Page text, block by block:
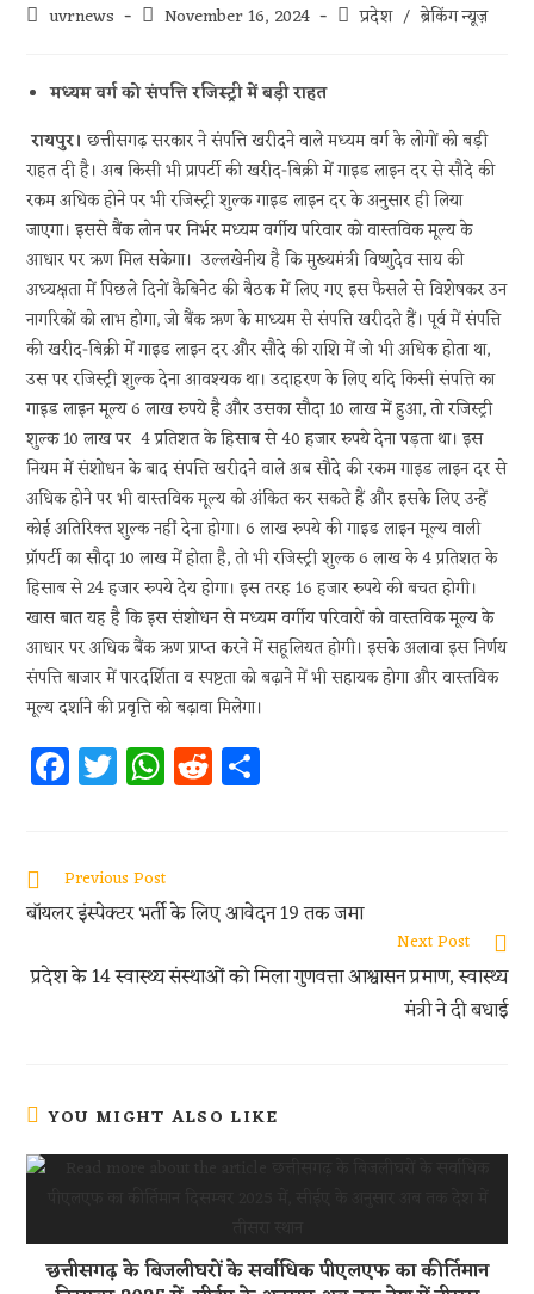
uvrnews November 16, 2024 प्रदेश / ब्रेकिंग न्यूज़
मध्यम वर्ग को संपत्ति रजिस्ट्री में बड़ी राहत
रायपुर। छत्तीसगढ़ सरकार ने संपत्ति खरीदने वाले मध्यम वर्ग के लोगों को बड़ी
राहत दी है। अब किसी भी प्रापर्टी की खरीद-बिक्री में गाइड लाइन दर से सौदे की
रकम अधिक होने पर भी रजिस्ट्री शुल्क गाइड लाइन दर के अनुसार ही लिया
जाएगा। इससे बैंक लोन पर निर्भर मध्यम वर्गीय परिवार को वास्तविक मूल्य के
आधार पर ऋण मिल सकेगा। उल्लखेनीय है कि मुख्यमंत्री विष्णुदेव साय की
अध्यक्षता में पिछले दिनों कैबिनेट की बैठक में लिए गए इस फैसले से विशेषकर उन
नागरिकों को लाभ होगा, जो बैंक ऋण के माध्यम से संपत्ति खरीदते हैं। पूर्व में संपत्ति
की खरीद-बिक्री में गाइड लाइन दर और सौदे की राशि में जो भी अधिक होता था,
उस पर रजिस्ट्री शुल्क देना आवश्यक था। उदाहरण के लिए यदि किसी संपत्ति का
गाइड लाइन मूल्य 6 लाख रुपये है और उसका सौदा 10 लाख में हुआ, तो रजिस्ट्री
शुल्क 10 लाख पर 4 प्रतिशत के हिसाब से 40 हजार रुपये देना पड़ता था। इस
नियम में संशोधन के बाद संपत्ति खरीदने वाले अब सौदे की रकम गाइड लाइन दर से
अधिक होने पर भी वास्तविक मूल्य को अंकित कर सकते हैं और इसके लिए उन्हें
कोई अतिरिक्त शुल्क नहीं देना होगा। 6 लाख रुपये की गाइड लाइन मूल्य वाली
प्रॉपर्टी का सौदा 10 लाख में होता है, तो भी रजिस्ट्री शुल्क 6 लाख के 4 प्रतिशत के
हिसाब से 24 हजार रुपये देय होगा। इस तरह 16 हजार रुपये की बचत होगी।
खास बात यह है कि इस संशोधन से मध्यम वर्गीय परिवारों को वास्तविक मूल्य के
आधार पर अधिक बैंक ऋण प्राप्त करने में सहूलियत होगी। इसके अलावा इस निर्णय
संपत्ति बाजार में पारदर्शिता व स्पष्टता को बढ़ाने में भी सहायक होगा और वास्तविक
मूल्य दर्शाने की प्रवृत्ति को बढ़ावा मिलेगा।
Fa
ce
oo
k
T
w
er
W
h
s
A
p
p
R
e
t
Previous Post
बॉयलर इंस्पेक्टर भर्ती के लिए आवेदन 19 तक जमा
Next Post
प्रदेश के 14 स्वास्थ्य संस्थाओं को मिला गुणवत्ता आश्वासन प्रमाण, स्वास्थ्य
मंत्री ने दी बधाई
YOU MIGHT ALSO LIKE
छत्तीसगढ़ के बिजलीघरों के सर्वाधिक पीएलएफ का कीर्तिमान